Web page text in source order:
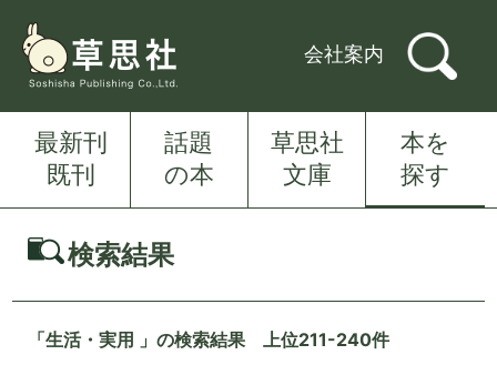
会社案内
最新刊
既刊
話題
の本
草思社
文庫
本を
探す
検索結果
「生活・実用 」の検索結果 上位211-240件